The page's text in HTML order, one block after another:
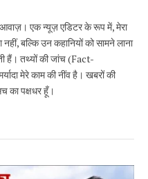
एक न्यूज़ एडिटर के रूप में, मेरा
बल्कि उन कहानियों को सामने लाना
हैं। तथ्यों की जांच (Fact-
मेरे काम की नींव है। खबरों की
का पक्षधर हूँ।